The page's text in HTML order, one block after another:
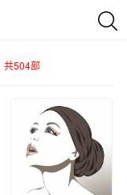
共504部